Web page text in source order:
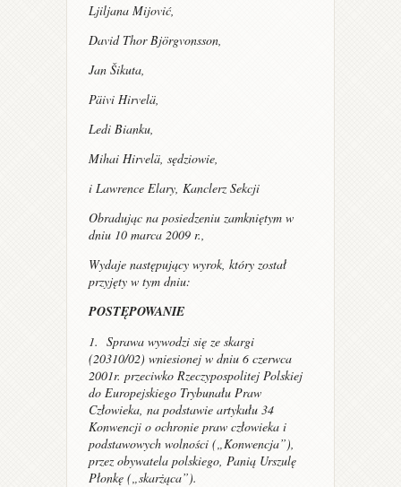
Ljiljana Mijović,
David Thor Björgvonsson,
Jan Šikuta,
Päivi Hirvelä,
Ledi Bianku,
Mihai Hirvelä, sędziowie,
i Lawrence Elary, Kanclerz Sekcji
Obradując na posiedzeniu zamkniętym w
dniu 10 marca 2009 r.,
Wydaje następujący wyrok, który został
przyjęty w tym dniu:
POSTĘPOWANIE
1. Sprawa wywodzi się ze skargi
(20310/02) wniesionej w dniu 6 czerwca
2001r. przeciwko Rzeczypospolitej Polskiej
do Europejskiego Trybunału Praw
Człowieka, na podstawie artykułu 34
Konwencji o ochronie praw człowieka i
podstawowych wolności („Konwencja”),
przez obywatela polskiego, Panią Urszulę
Płonkę („skarżąca”).